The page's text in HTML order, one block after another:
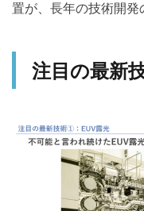
置が、長年の技術開発
注目の最新